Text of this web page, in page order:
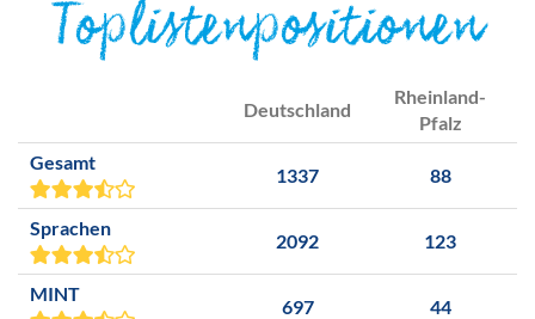
Toplistenpositionen
Deutschland
Rheinland-
Pfalz
Gesamt
1337 88
Sprachen
2092 123
MINT
697 44